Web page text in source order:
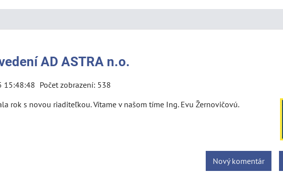
AD ASTRA n.o.
15:48:48 Počet zobrazení: 538
rok s novou riaditeľkou. Vítame v našom tíme Ing. Evu Žernovičovú.
Nový komentár